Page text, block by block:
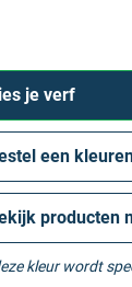
je verf
een
producten
kleur wordt